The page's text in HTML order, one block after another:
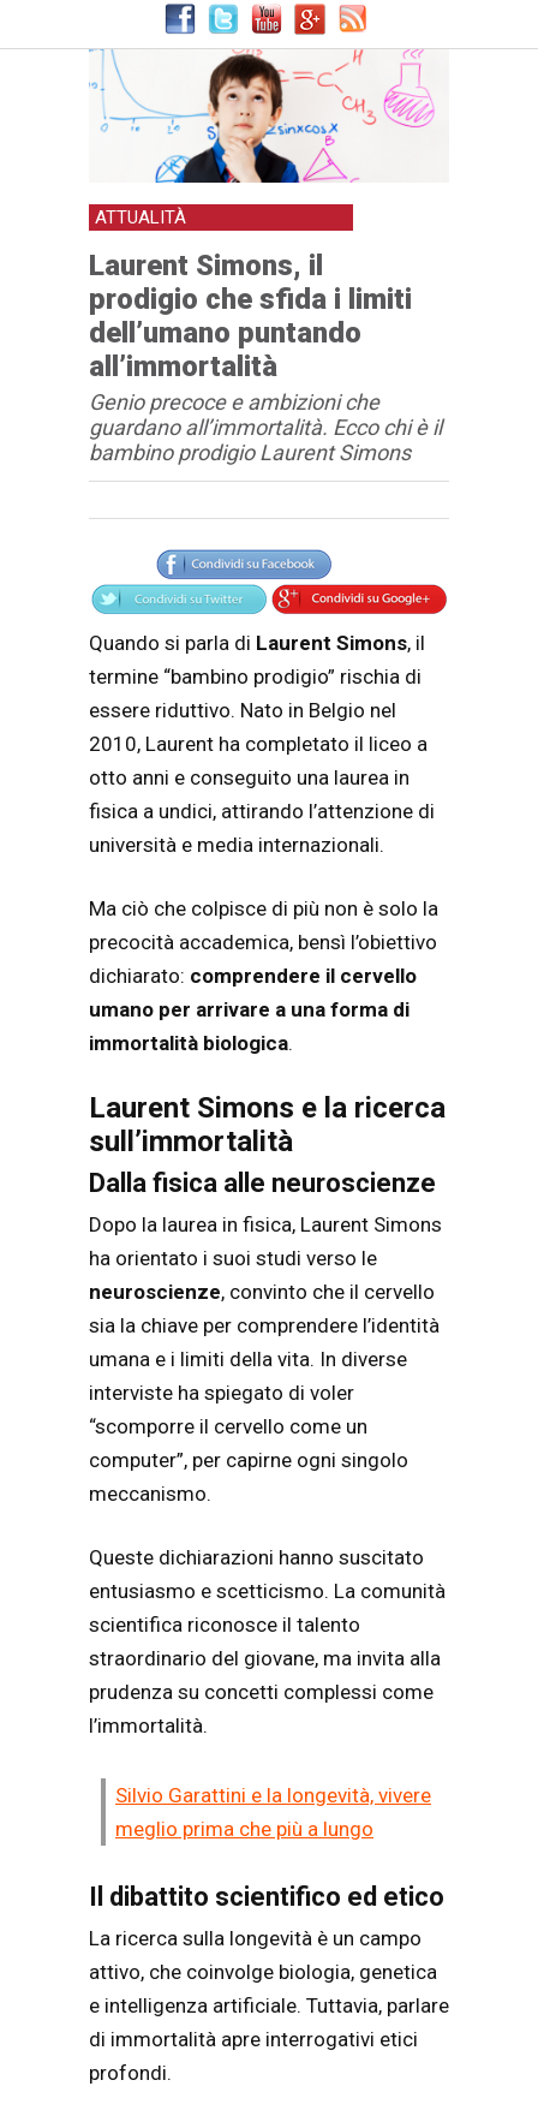
ATTUALITÀ
Laurent Simons, il
prodigio che sfida i limiti
dell’umano puntando
all’immortalità
Genio precoce e ambizioni che
guardano all’immortalità. Ecco chi è il
bambino prodigio Laurent Simons
Articolo
Testo articolo principale
Quando si parla di Laurent Simons, il
termine “bambino prodigio” rischia di
essere riduttivo. Nato in Belgio nel
2010, Laurent ha completato il liceo a
otto anni e conseguito una laurea in
fisica a undici, attirando l’attenzione di
università e media internazionali.
Ma ciò che colpisce di più non è solo la
precocità accademica, bensì l’obiettivo
dichiarato: comprendere il cervello
umano per arrivare a una forma di
immortalità biologica.
Laurent Simons e la ricerca
sull’immortalità
Dalla fisica alle neuroscienze
Dopo la laurea in fisica, Laurent Simons
ha orientato i suoi studi verso le
neuroscienze, convinto che il cervello
sia la chiave per comprendere l’identità
umana e i limiti della vita. In diverse
interviste ha spiegato di voler
“scomporre il cervello come un
computer”, per capirne ogni singolo
meccanismo.
Queste dichiarazioni hanno suscitato
entusiasmo e scetticismo. La comunità
scientifica riconosce il talento
straordinario del giovane, ma invita alla
prudenza su concetti complessi come
l’immortalità.
Silvio Garattini e la longevità, vivere
meglio prima che più a lungo
Il dibattito scientifico ed etico
La ricerca sulla longevità è un campo
attivo, che coinvolge biologia, genetica
e intelligenza artificiale. Tuttavia, parlare
di immortalità apre interrogativi etici
profondi.